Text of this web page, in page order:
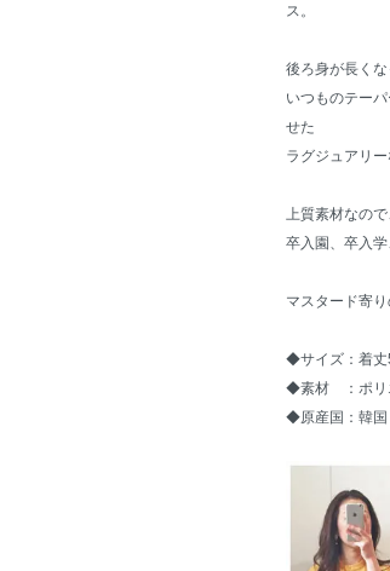
ス。
後ろ身が長く
いつものテー
せた
ラグジュアリ
上質素材なの
卒入園、卒入
マスタード寄
◆サイズ：着
◆素材 ：ポリ
◆原産国：韓国